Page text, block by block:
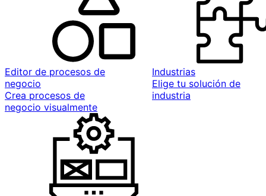
Editor de procesos de
negocio
Crea procesos de
negocio visualmente
Industrias
Elige tu solución de
industria